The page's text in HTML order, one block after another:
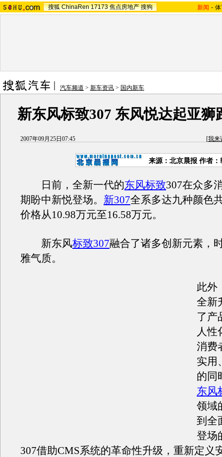
搜狐 ChinaRen 17173 焦点房地产 搜狗 新闻 -
汽车频道 > 新车资讯 > 国内新车
新东风标致307 东风悦达起亚狮
2007年09月25日07:45 [我来
来源：北京晨报 作者：
日前，全新一代的东风标致307在众多
期盼中新悦登场。 新307全系多达九种颜色
价格从10.98万元至16.58万元。
新东风标致307融合了诸多创新元素，
雅气质。
此外
全新
了产
人性
消费
实用
的同
东风
领域
到全
登场
307借助CMS系统的革命性升级，重新定义